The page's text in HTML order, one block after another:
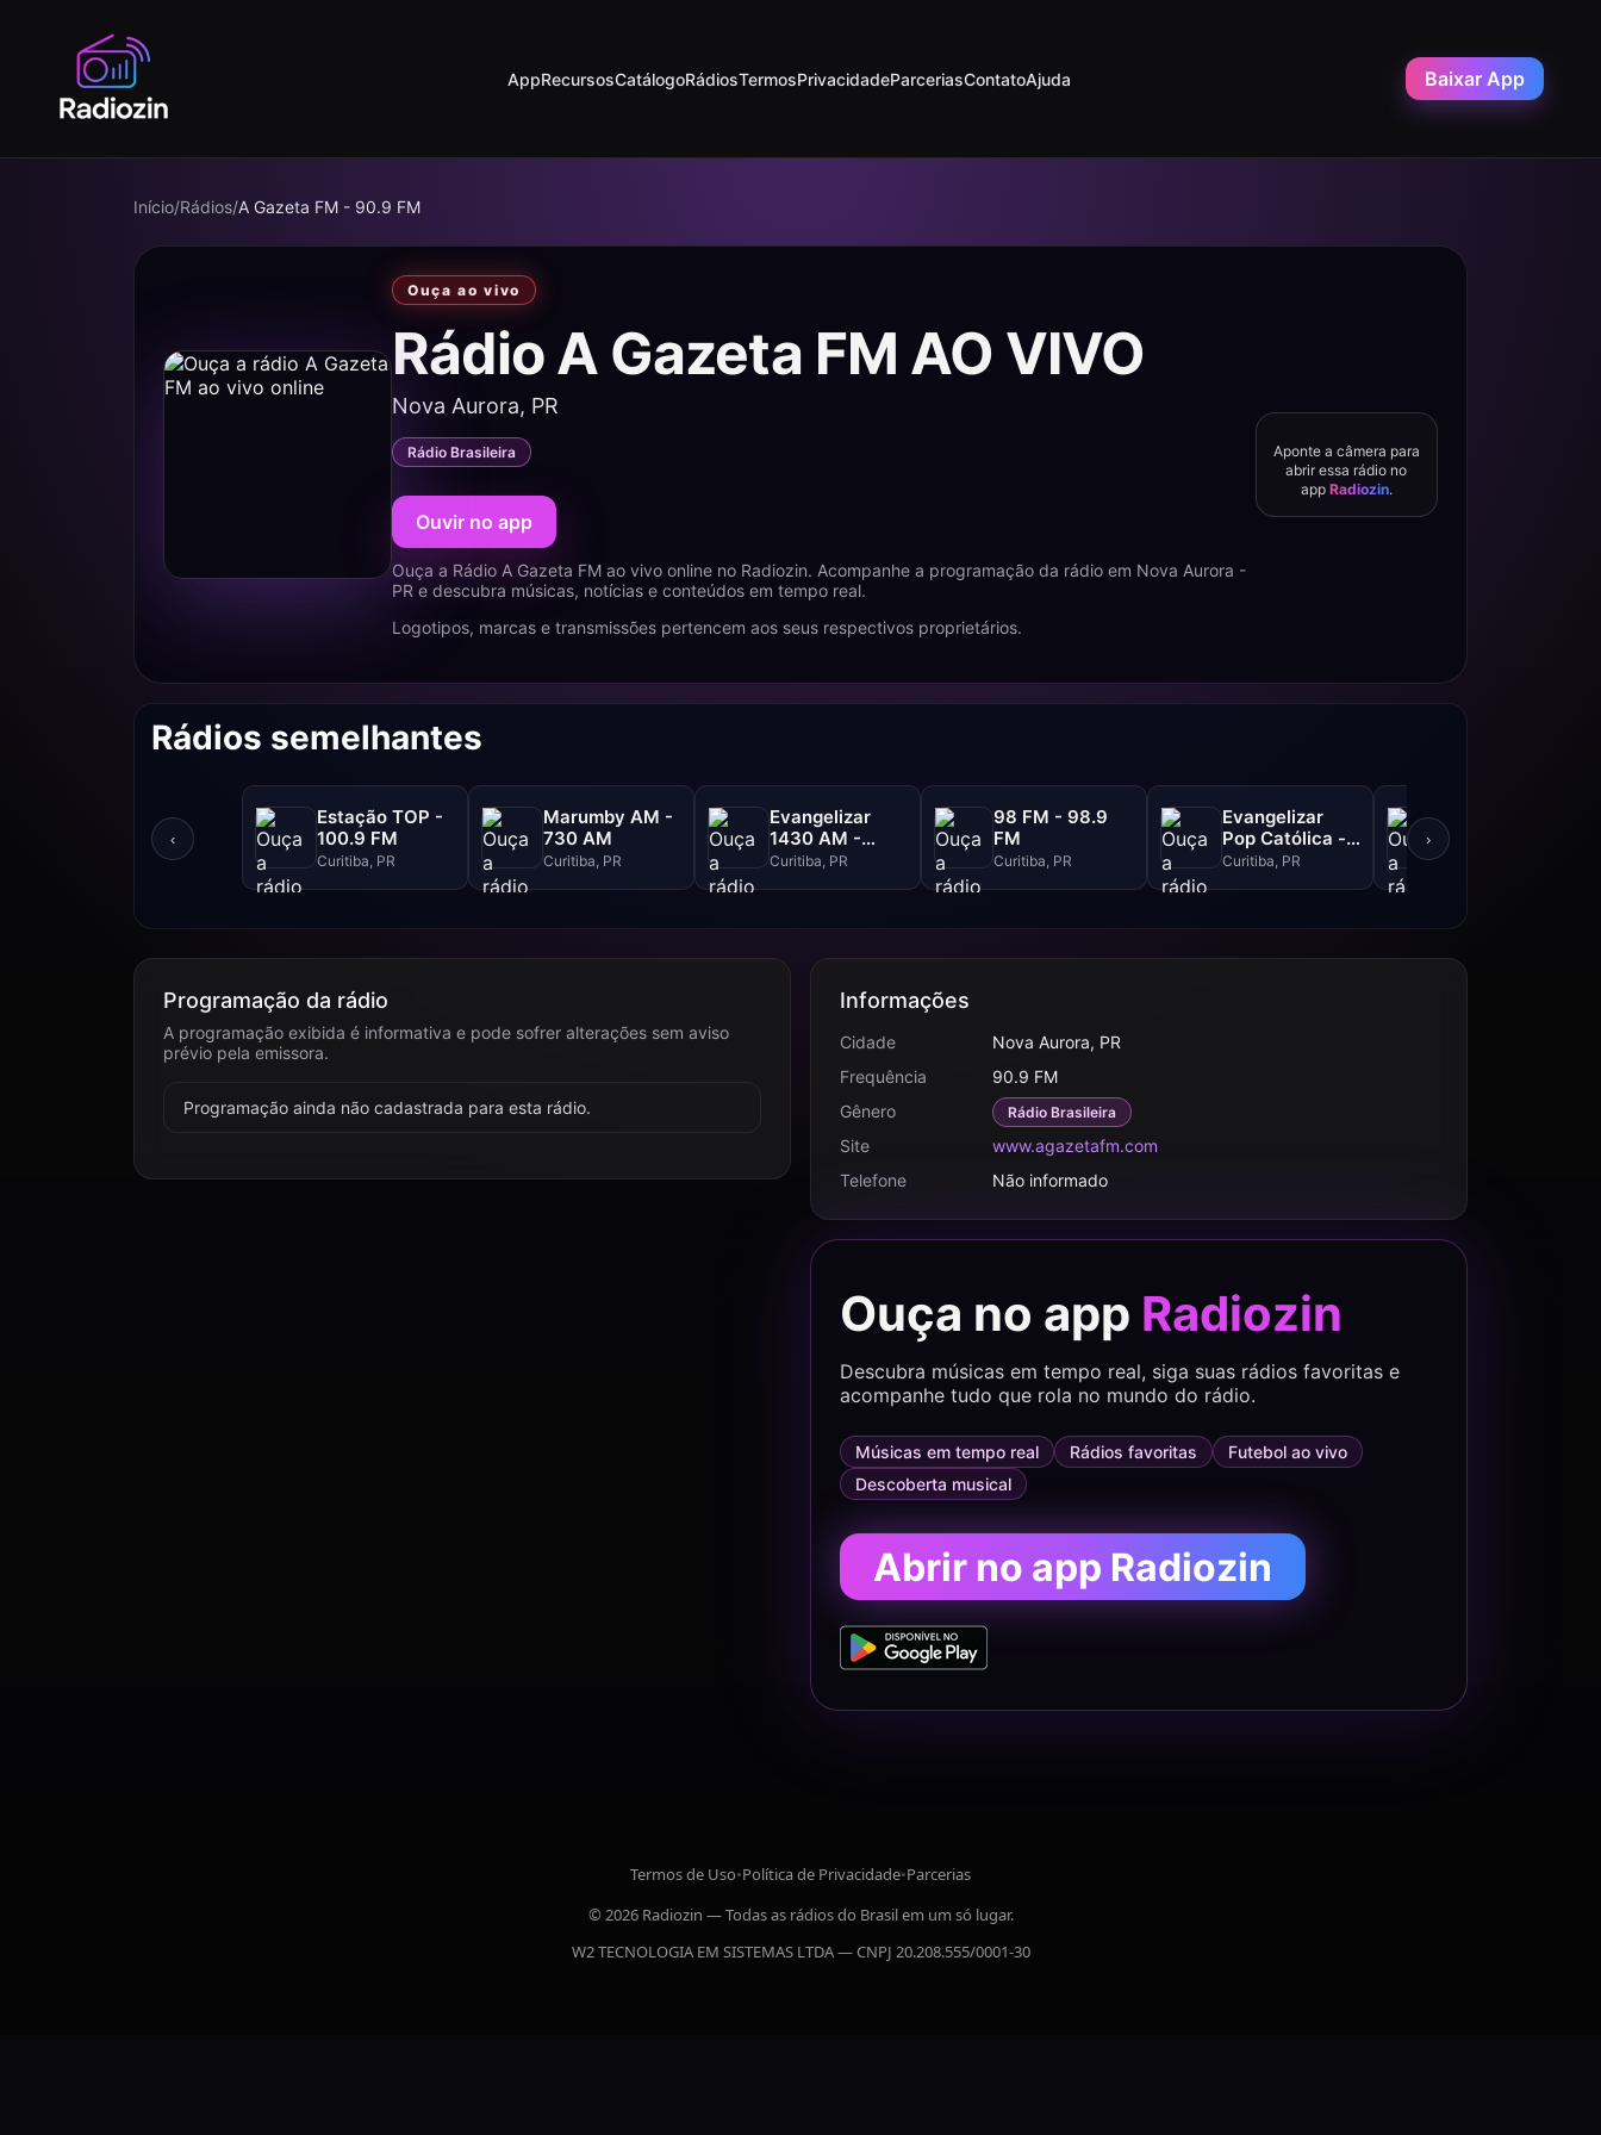
AppRecursosCatálogoRádiosTermosPrivacidadeParceriasContatoAjuda Baixar App
Início/Rádios/A Gazeta FM - 90.9 FM
Ouça ao vivo
Rádio A Gazeta FM AO VIVO
Nova Aurora, PR
Rádio Brasileira
Ouvir no app
Ouça a Rádio A Gazeta FM ao vivo online no Radiozin. Acompanhe a programação da rádio em Nova Aurora -
PR e descubra músicas, notícias e conteúdos em tempo real.
Logotipos, marcas e transmissões pertencem aos seus respectivos proprietários.
Aponte a câmera para
abrir essa rádio no
app Radiozin.
Rádios semelhantes
‹
Estação TOP -
100.9 FM
Curitiba, PR
Marumby AM -
730 AM
Curitiba, PR
Evangelizar
1430 AM -
1430 AM
Curitiba, PR
98 FM - 98.9
FM
Curitiba, PR
Evangelizar
Pop Católica -
99.5 FM
Curitiba, PR
102.3 FM
›
Programação da rádio
A programação exibida é informativa e pode sofrer alterações sem aviso
prévio pela emissora.
Programação ainda não cadastrada para esta rádio.
Informações
Cidade
Nova Aurora, PR
Frequência
90.9 FM
Gênero
Rádio Brasileira
Site
www.agazetafm.com
Telefone
Não informado
Ouça no app Radiozin
Descubra músicas em tempo real, siga suas rádios favoritas e
acompanhe tudo que rola no mundo do rádio.
Músicas em tempo real Rádios favoritas
Futebol ao vivo
Descoberta musical
Abrir no app Radiozin
Termos de Uso•Política de Privacidade•Parcerias
© 2026 Radiozin — Todas as rádios do Brasil em um só lugar.
W2 TECNOLOGIA EM SISTEMAS LTDA — CNPJ 20.208.555/0001-30